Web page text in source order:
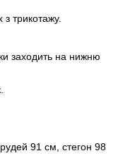
з трикотажу.
заходить на нижню
91 см, стегон 98